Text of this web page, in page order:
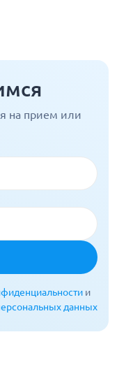
на прием или
и
данных